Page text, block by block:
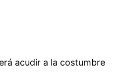
acudir a la costumbre